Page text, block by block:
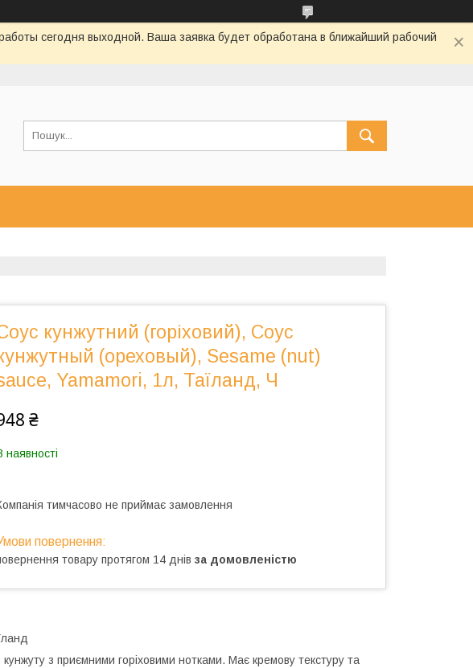
сегодня выходной. Ваша заявка будет обработана в ближайший рабочий
кунжутний (горіховий), Соус
(ореховый), Sesame (nut)
Yamamori, 1л, Таїланд, Ч
₴
наявності
тимчасово не приймає замовлення
товару протягом 14 днів за домовленістю
з приємними горіховими нотками. Має кремову текстуру та